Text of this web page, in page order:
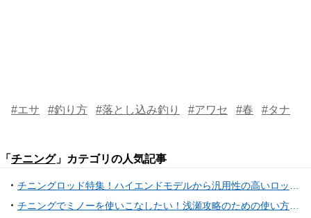
#エサ #釣り方 #落とし込み釣り #アワセ #春 #タナ
「 チニング」カテゴリの人気記事